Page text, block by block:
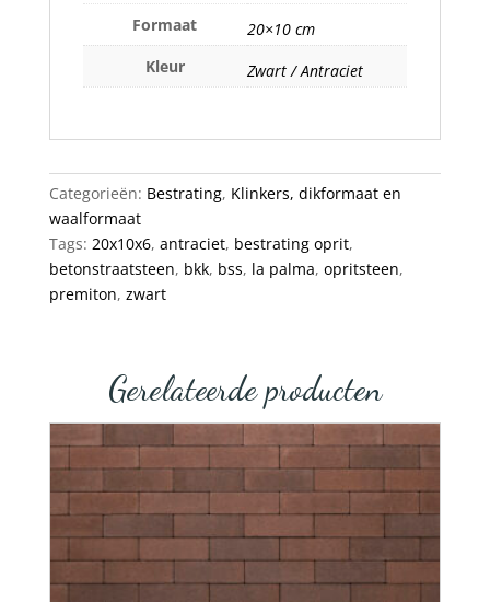
Formaat
20×10 cm
Kleur
Zwart / Antraciet
Categorieën: Bestrating, Klinkers, dikformaat en
waalformaat
Tags: 20x10x6, antraciet, bestrating oprit,
betonstraatsteen, bkk, bss, la palma, opritsteen,
premiton, zwart
Gerelateerde producten